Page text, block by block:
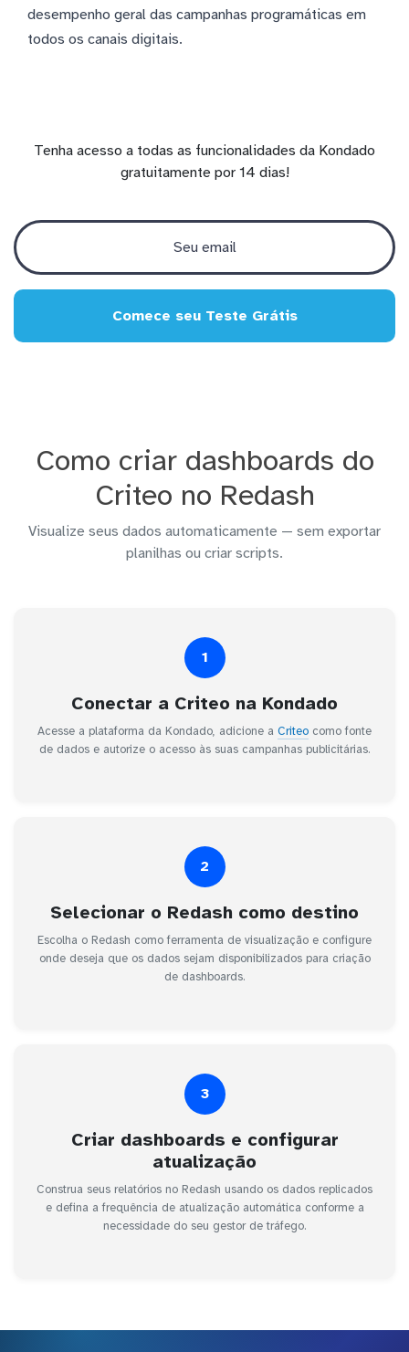
desempenho geral das campanhas programáticas em
todos os canais digitais.
Tenha acesso a todas as funcionalidades da Kondado
gratuitamente por 14 dias!
Comece seu Teste Grátis
Como criar dashboards do
Criteo no Redash
Visualize seus dados automaticamente — sem exportar
planilhas ou criar scripts.
1
Conectar a Criteo na Kondado
Acesse a plataforma da Kondado, adicione a Criteo como fonte
de dados e autorize o acesso às suas campanhas publicitárias.
2
Selecionar o Redash como destino
Escolha o Redash como ferramenta de visualização e configure
onde deseja que os dados sejam disponibilizados para criação
de dashboards.
3
Criar dashboards e configurar
atualização
Construa seus relatórios no Redash usando os dados replicados
e defina a frequência de atualização automática conforme a
necessidade do seu gestor de tráfego.